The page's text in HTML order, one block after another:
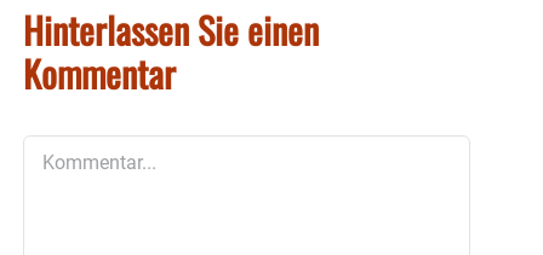
Hinterlassen Sie einen
Kommentar